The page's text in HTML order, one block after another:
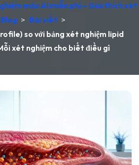
máu AI miễn phí – Giải thích
Blog > Bài viết >
so với bảng xét nghiệm lipid
xét nghiệm cho biết điều gì